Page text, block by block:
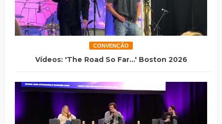
CONVENÇÃO
Vídeos: 'The Road So Far...' Boston 2026